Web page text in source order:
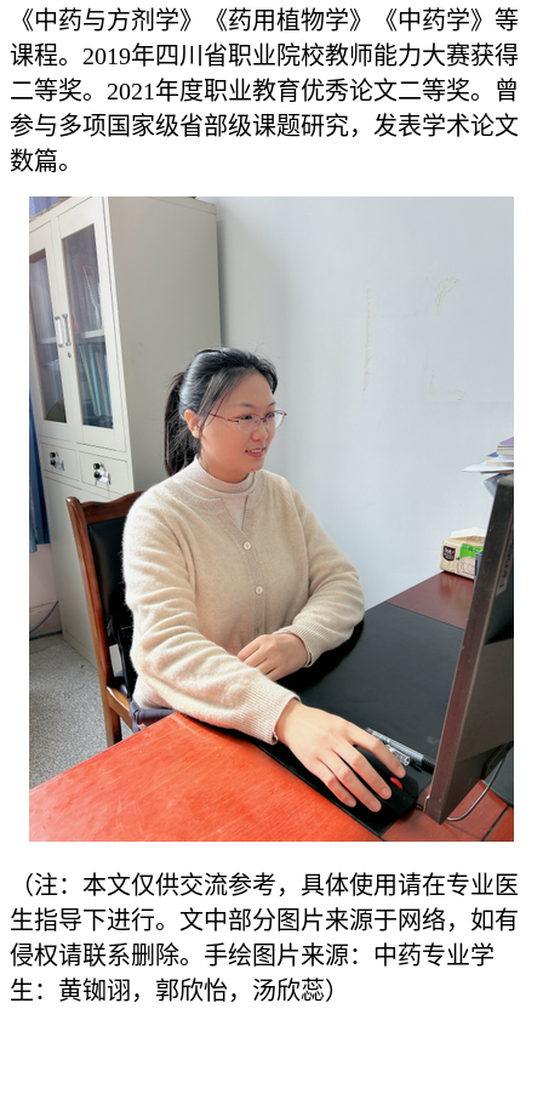
《中药与方剂学》《药用植物学》《中药学》等
课程。2019年四川省职业院校教师能力大赛获得
二等奖。2021年度职业教育优秀论文二等奖。曾
参与多项国家级省部级课题研究，发表学术论文
数篇。
（注：本文仅供交流参考，具体使用请在专业医
生指导下进行。文中部分图片来源于网络，如有
侵权请联系删除。手绘图片来源：中药专业学
生：黄铷诩，郭欣怡，汤欣蕊）